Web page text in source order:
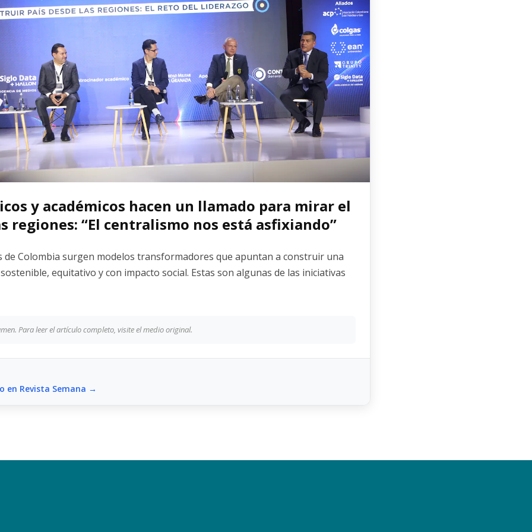
y académicos hacen un llamado para mirar el
regiones: “El centralismo nos está asfixiando”
Colombia surgen modelos transformadores que apuntan a construir una
equitativo y con impacto social. Estas son algunas de las iniciativas
Para leer el artículo completo, visite el medio original.
en Revista Semana →